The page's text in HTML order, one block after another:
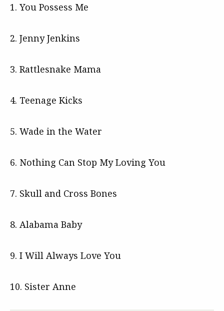
1. You Possess Me
2. Jenny Jenkins
3. Rattlesnake Mama
4. Teenage Kicks
5. Wade in the Water
6. Nothing Can Stop My Loving You
7. Skull and Cross Bones
8. Alabama Baby
9. I Will Always Love You
10. Sister Anne